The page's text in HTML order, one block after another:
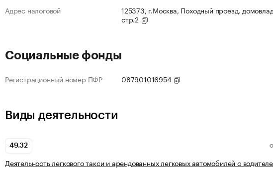
Адрес налоговой
125373, г.Москва, Походный проезд,
стр.2
Социальные фонды
Регистрационный номер ПФР 087901016954
Виды деятельности
49.32
Деятельность легкового такси и арендованных легковых автомобилей с